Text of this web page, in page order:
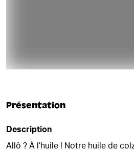
Présentation
Description
Allô ? À l’huile ! Notre huile de